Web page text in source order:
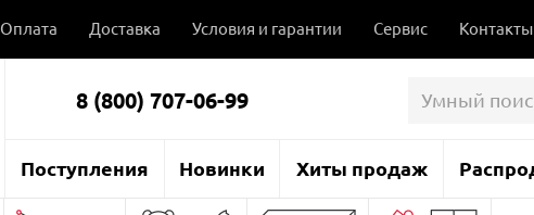
Оплата Доставка Условия и гарантии Сервис Контакты
8 (800) 707-06-99
Поступления Новинки Хиты продаж